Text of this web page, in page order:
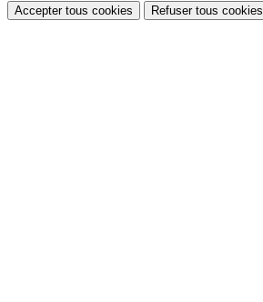
Accepter tous cookies Refuser tous cookies